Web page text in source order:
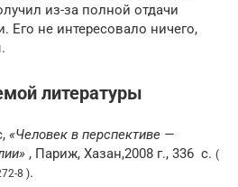
из-за полной отдачи
не интересовало ничего,
литературы
«Человек в перспективе —
, Париж, Хазан,2008 г., 336 с. (
8 ).